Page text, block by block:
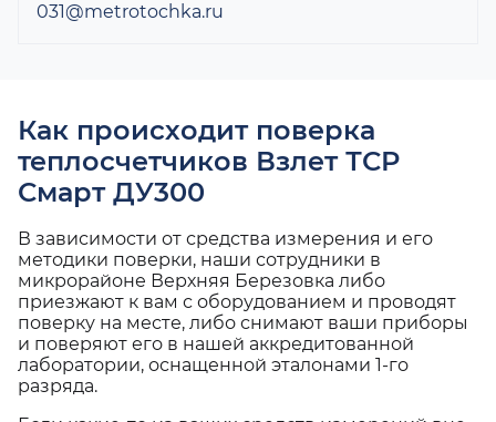
031@metrotochka.ru
Как происходит поверка
теплосчетчиков Взлет ТСР
Смарт ДУ300
В зависимости от средства измерения и его
методики поверки, наши сотрудники в
микрорайоне Верхняя Березовка либо
приезжают к вам с оборудованием и проводят
поверку на месте, либо снимают ваши приборы
и поверяют его в нашей аккредитованной
лаборатории, оснащенной эталонами 1-го
разряда.